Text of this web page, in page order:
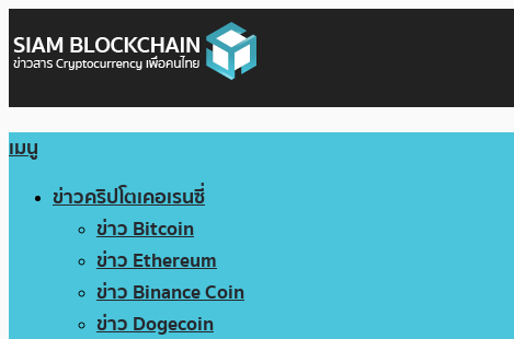
เมนู
ข่าวคริปโตเคอเรนซี่
ข่าว Bitcoin
ข่าว Ethereum
ข่าว Binance Coin
ข่าว Dogecoin